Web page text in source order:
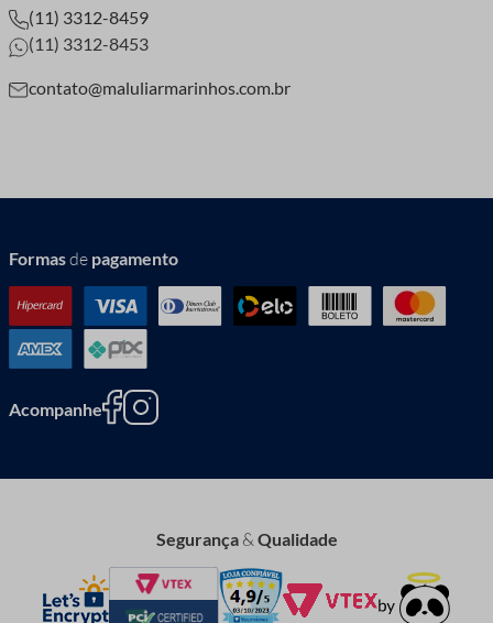
(11) 3312-8459
(11) 3312-8453
contato@maluliarmarinhos.com.br
Formasde pagamento
Acompanhe
Segurança&Qualidade